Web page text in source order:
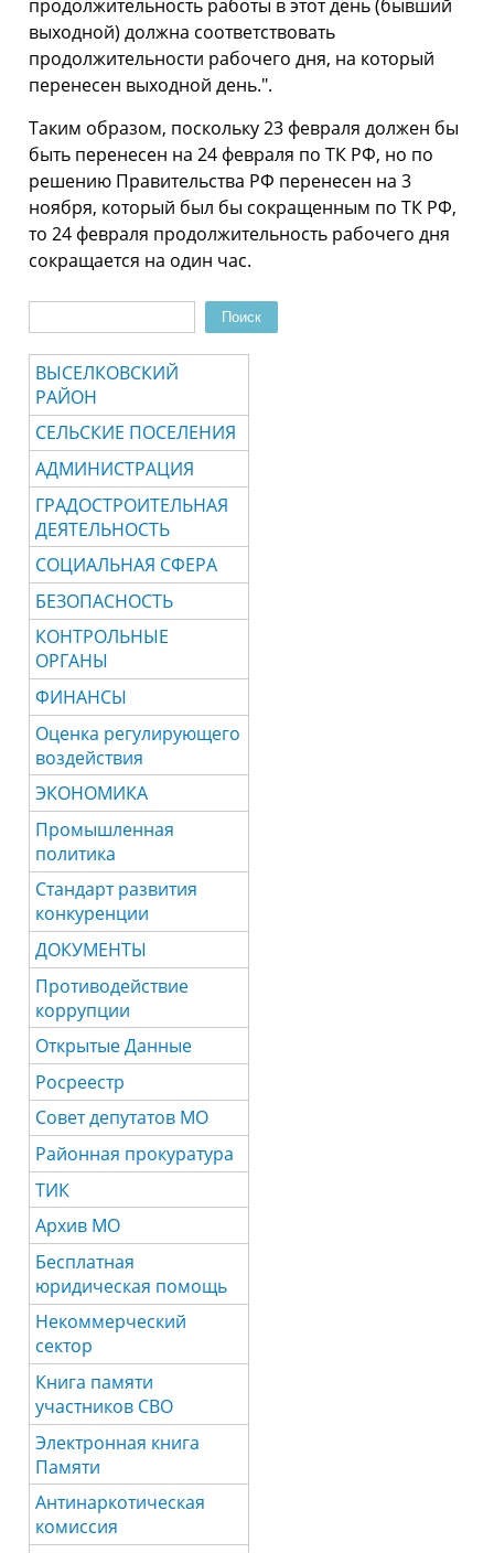
продолжительность работы в этот день (бывший
выходной) должна соответствовать
продолжительности рабочего дня, на который
перенесен выходной день.".
Таким образом, поскольку 23 февраля должен бы
быть перенесен на 24 февраля по ТК РФ, но по
решению Правительства РФ перенесен на 3
ноября, который был бы сокращенным по ТК РФ,
то 24 февраля продолжительность рабочего дня
сокращается на один час.
Поиск
ВЫСЕЛКОВСКИЙ
РАЙОН
СЕЛЬСКИЕ ПОСЕЛЕНИЯ
АДМИНИСТРАЦИЯ
ГРАДОСТРОИТЕЛЬНАЯ
ДЕЯТЕЛЬНОСТЬ
СОЦИАЛЬНАЯ СФЕРА
БЕЗОПАСНОСТЬ
КОНТРОЛЬНЫЕ
ОРГАНЫ
ФИНАНСЫ
Оценка регулирующего
воздействия
ЭКОНОМИКА
Промышленная
политика
Стандарт развития
конкуренции
ДОКУМЕНТЫ
Противодействие
коррупции
Открытые Данные
Росреестр
Совет депутатов МО
Районная прокуратура
ТИК
Архив МО
Бесплатная
юридическая помощь
Некоммерческий
сектор
Книга памяти
участников СВО
Электронная книга
Памяти
Антинаркотическая
комиссия